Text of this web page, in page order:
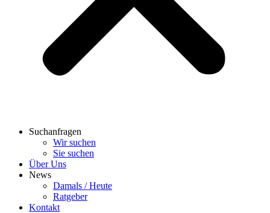
Suchanfragen
Wir suchen
Sie suchen
Über Uns
News
Damals / Heute
Ratgeber
Kontakt